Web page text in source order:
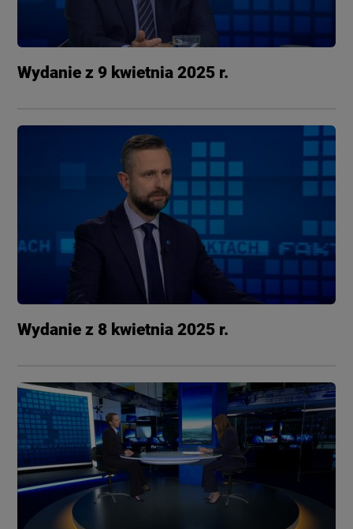
Wydanie z 9 kwietnia 2025 r.
Wydanie z 8 kwietnia 2025 r.